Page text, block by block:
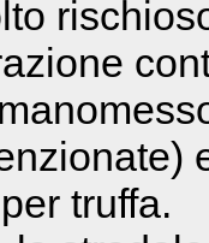
truffa.